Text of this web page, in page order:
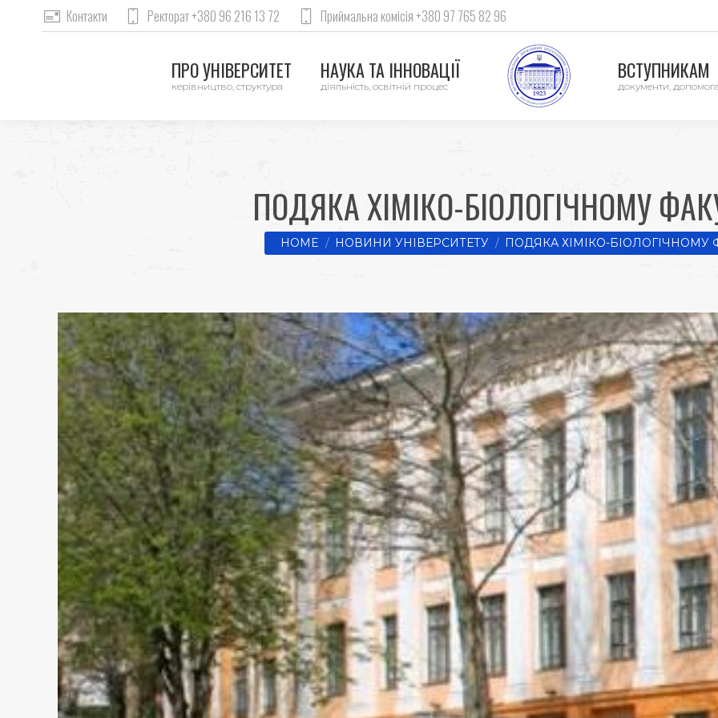
Контакти Ректорат +380 96 216 13 72 Приймальна комісія +380 97 765 82 96
ПРО УНІВЕРСИТЕТ
керівництво, структура
НАУКА ТА ІННОВАЦІЇ
діяльність, освітній процес
ВСТУПНИКАМ
документи,
ПОДЯКА ХІМІКО-БІОЛОГІЧНОМУ
You are here:
HOME НОВИНИ УНІВЕРСИТЕТУ ПОДЯКА ХІМІКО-БІОЛОГІЧНОМУ